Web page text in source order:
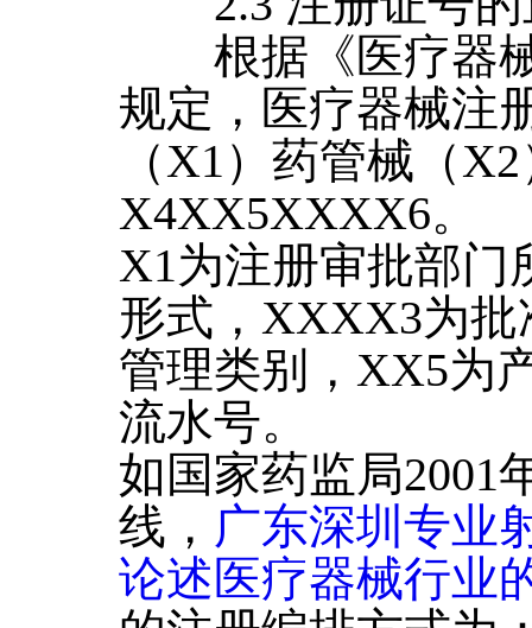
根据《医疗器械
规定，医疗器械注
（X1）药管械（
X4XX5XXXX6。
X1为注册审批部门
形式，XXXX3为
管理类别，XX5为
流水号。
如国家药监局2001
线， 广东深圳专业
论述医疗器械行业